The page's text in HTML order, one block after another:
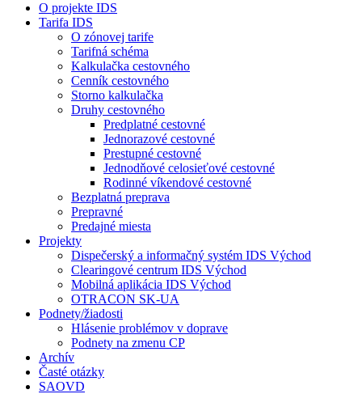
O projekte IDS
Tarifa IDS
O zónovej tarife
Tarifná schéma
Kalkulačka cestovného
Cenník cestovného
Storno kalkulačka
Druhy cestovného
Predplatné cestovné
Jednorazové cestovné
Prestupné cestovné
Jednodňové celosieťové cestovné
Rodinné víkendové cestovné
Bezplatná preprava
Prepravné
Predajné miesta
Projekty
Dispečerský a informačný systém IDS Východ
Clearingové centrum IDS Východ
Mobilná aplikácia IDS Východ
OTRACON SK-UA
Podnety/žiadosti
Hlásenie problémov v doprave
Podnety na zmenu CP
Archív
Časté otázky
SAOVD